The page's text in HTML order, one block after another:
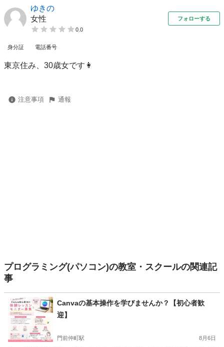
ゆきの
女性
0.0
フォローする
身分証 電話番号
東京住み、30歳女です👩
注意事項 通報
プログラミング(パソコン)の教室・スクールの関連記
事
Canvaの基本操作を学びませんか？【初心者歓
迎】
門前仲町駅 8月6日